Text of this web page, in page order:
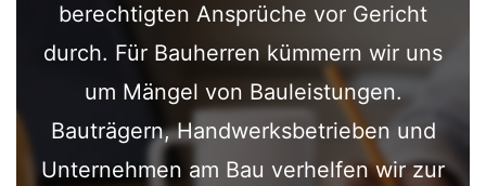
berechtigten Ansprüche vor Gericht
durch. Für Bauherren kümmern wir uns
um Mängel von Bauleistungen.
Bauträgern, Handwerksbetrieben und
Unternehmen am Bau verhelfen wir zur